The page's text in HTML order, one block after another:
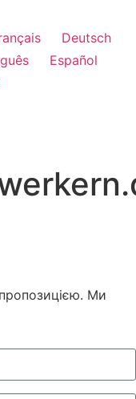
Deutsch
Español
Ми